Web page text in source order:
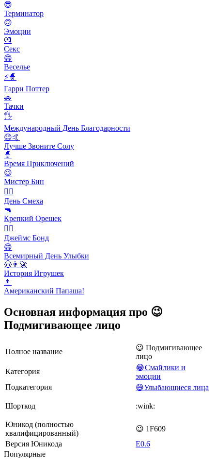
😎
Терминатор
🙃
Эмоции
💏
Секс
😄
Веселье
⚡🧙
Гарри Поттер
🚗
Тачки
🖐
Международный День Благодарности
😉🤙
Лучше Звоните Солу
🧙
Время Приключений
😉
Мистер Бин
🙆‍♂️
День Смеха
🔫
Крепкий Орешек
🕵️‍♂️
Джеймс Бонд
😄
Всемирный День Улыбки
🤠👨‍🚀
История Игрушек
👨
Американский Папаша!
Основная информация про 😉
Подмигивающее лицо
Полное название
😉 Подмигивающее
лицо
Категория
😂Смайлики и
эмоции
Подкатегория
😄Улыбающиеся лица
Шорткод :wink:
Юникод (полностью
квалифицированный)
😉 1F609
Версия Юникода
E0.6
Популярные